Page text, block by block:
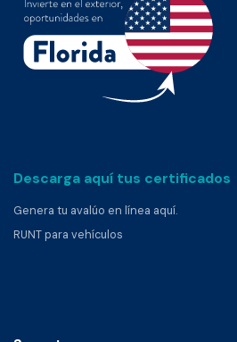
Descarga aquí tus certificados
Genera tu avalúo en línea aquí.
RUNT para vehículos